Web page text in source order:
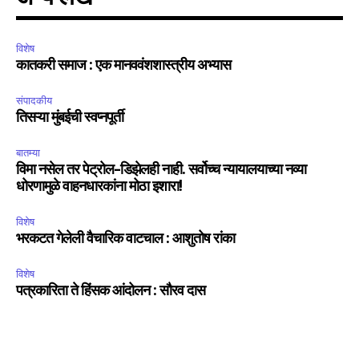
विशेष
कातकरी समाज : एक मानववंशशास्त्रीय अभ्यास
संपादकीय
तिसऱ्या मुंबईची स्वप्नपूर्ती
बातम्या
विमा नसेल तर पेट्रोल-डिझेलही नाही. सर्वोच्च न्यायालयाच्या नव्या
धोरणामुळे वाहनधारकांना मोठा इशारा!
विशेष
भरकटत गेलेली वैचारिक वाटचाल : आशुतोष रांका
विशेष
पत्रकारिता ते हिंसक आंदोलन : सौरव दास